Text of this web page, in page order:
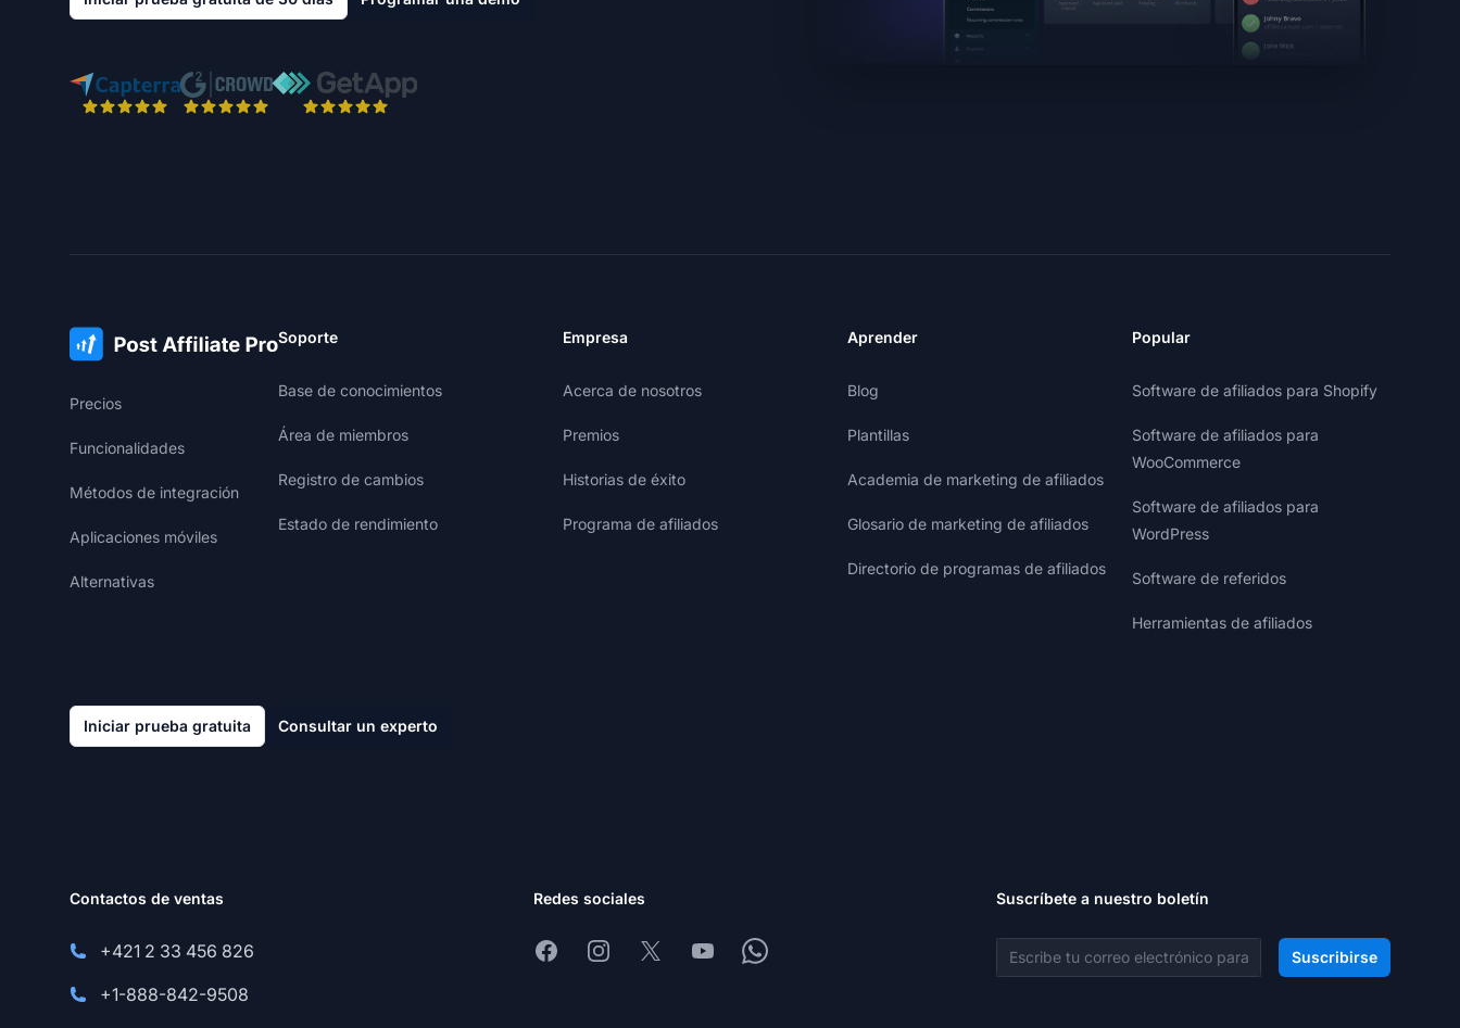
Precios
Funcionalidades
Métodos de integración
Aplicaciones móviles
Alternativas
Soporte
Base de conocimientos
Área de miembros
Registro de cambios
Estado de rendimiento
Empresa
Acerca de nosotros
Premios
Historias de éxito
Programa de afiliados
Aprender
Blog
Plantillas
Academia de marketing de afiliados
Glosario de marketing de afiliados
Directorio de programas de afiliados
Popular
Software de afiliados para Shopify
Software de afiliados para
WooCommerce
Software de afiliados para
WordPress
Software de referidos
Herramientas de afiliados
Iniciar prueba gratuita Consultar un experto
Contactos de ventas
+421 2 33 456 826
+1-888-842-9508
Redes sociales
FacebookInstagram
X YoutubeWhatsapp
Suscríbete a nuestro boletín
Dirección de correo electrónico Suscribirse